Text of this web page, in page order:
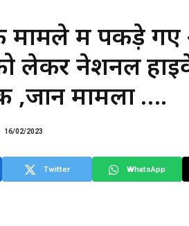
मामले में पकड़े
लेकर नेशनल
,जानें मामला ….
16/02/2023
Twitter WhatsApp